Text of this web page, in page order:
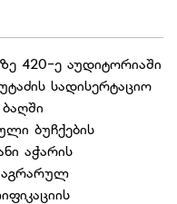
420-ე აუდიტორიაში
სადისერტაციო
ბუჩქების
აჭარის
აგრარულ